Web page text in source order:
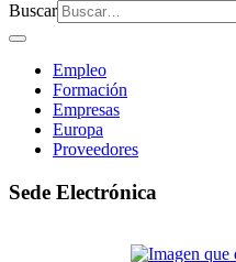
Buscar
Empleo
Formación
Empresas
Europa
Proveedores
Sede Electrónica